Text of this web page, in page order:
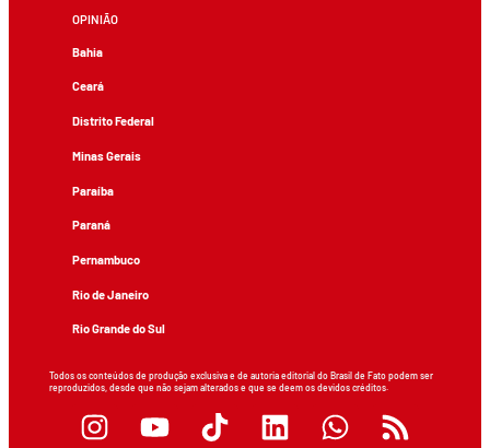
OPINIÃO
Bahia
Ceará
Distrito Federal
Minas Gerais
Paraíba
Paraná
Pernambuco
Rio de Janeiro
Rio Grande do Sul
Todos os conteúdos de produção exclusiva e de autoria editorial do Brasil de Fato podem ser
reproduzidos, desde que não sejam alterados e que se deem os devidos créditos.